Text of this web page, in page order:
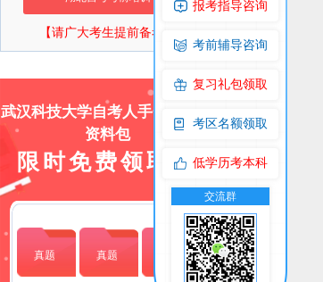
【请广大考生提前备考】
武汉科技大学自考人手一份上岸
资料包
限时免费领取！
真题 真题
报考指导咨询
考前辅导咨询
复习礼包领取
考区名额领取
低学历考本科
交流群 交流群